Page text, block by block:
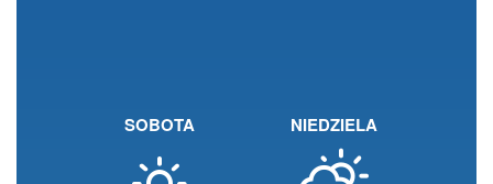
SOBOTA NIEDZIELA